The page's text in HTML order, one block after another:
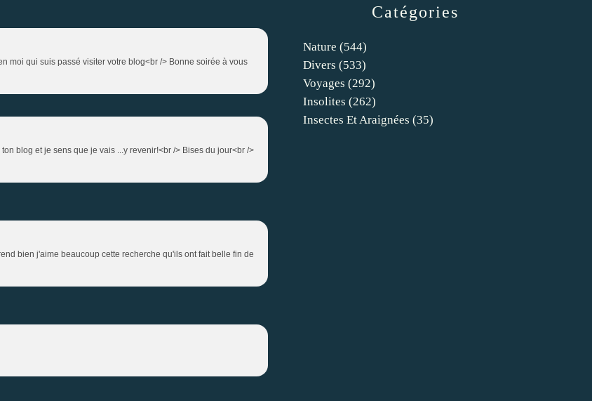
moi qui suis passé visiter votre blog<br /> Bonne soirée à vous
blog et je sens que je vais ...y revenir!<br /> Bises du jour<br />
bien j'aime beaucoup cette recherche qu'ils ont fait belle fin de
Catégories
Nature (544)
Divers (533)
Voyages (292)
Insolites (262)
Insectes Et Araignées (35)